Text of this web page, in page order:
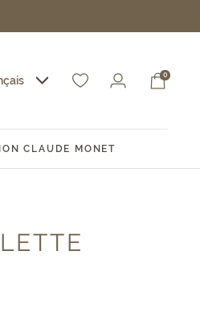
0
CLAUDE MONET